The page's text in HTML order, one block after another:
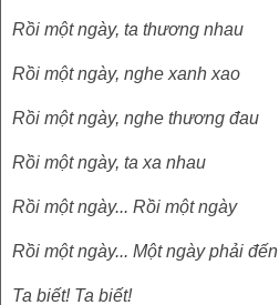
Rồi một ngày, ta thương nhau
Rồi một ngày, nghe xanh xao
Rồi một ngày, nghe thương đau
Rồi một ngày, ta xa nhau
Rồi một ngày... Rồi một ngày
Rồi một ngày... Một ngày phải đến
Ta biết! Ta biết!